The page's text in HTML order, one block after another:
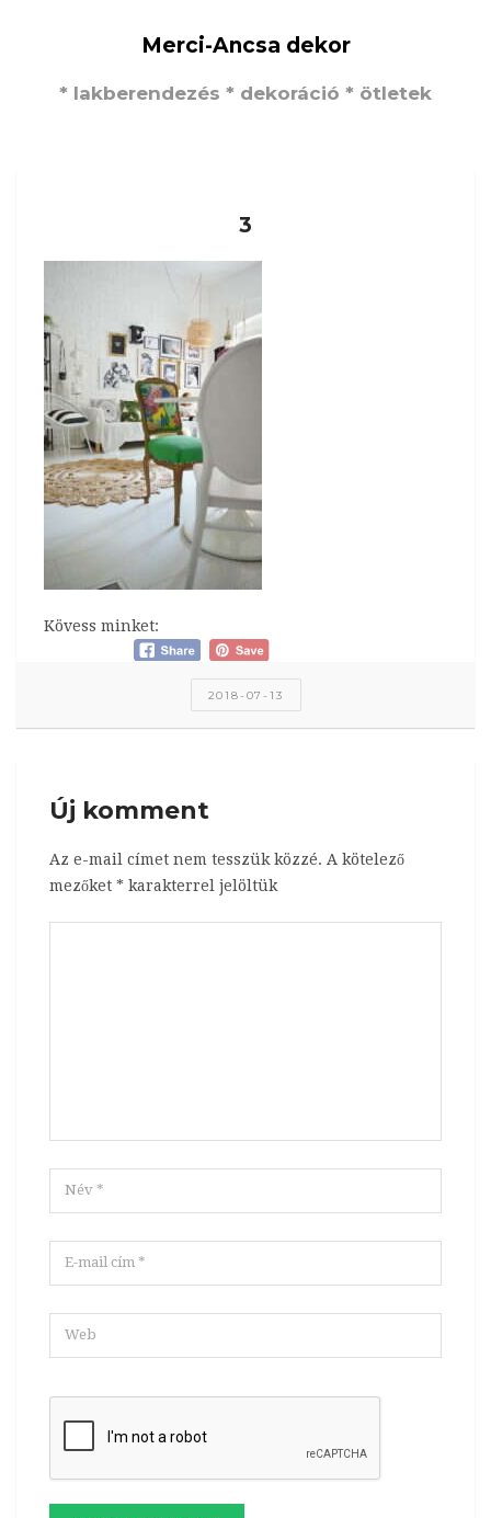
Merci-Ancsa dekor
* lakberendezés * dekoráció * ötletek
3
Kövess minket:
2018-07-13
Új komment
Az e-mail címet nem tesszük közzé. A kötelező
mezőket * karakterrel jelöltük